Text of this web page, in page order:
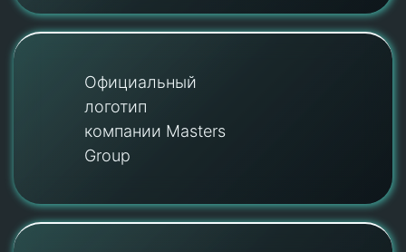
Официальный
логотип
компании Masters
Group